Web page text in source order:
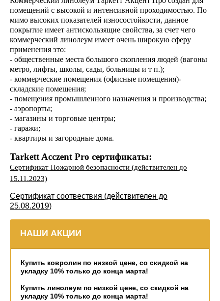
помещений с высокой и интенсивной проходимостью. По
мимо высоких показателей износостойкости, данное
покрытие имеет антискользящие свойства, за счет чего
коммерческий линолеум имеет очень широкую сферу
применения это:
- общественные места большого скопления людей (вагоны
метро, лифты, школы, сады, больницы и т п.);
- коммерческие помещения (офисные помещения)-
складские помещения;
- помещения промышленного назначения и производства;
- аэропорты;
- магазины и торговые центры;
- гаражи;
- квартиры и загородные дома.
Tarkett Acczent Pro сертификаты:
Сертификат Пожарной безопасности (действителен до
15.11.2023)
Сертификат соотвествия (действителен до
25.08.2019)
НАШИ АКЦИИ
Купить ковролин по низкой цене, со скидкой на
укладку 10% только до конца марта!
Купить линолеум по низкой цене, со скидкой на
укладку 10% только до конца марта!